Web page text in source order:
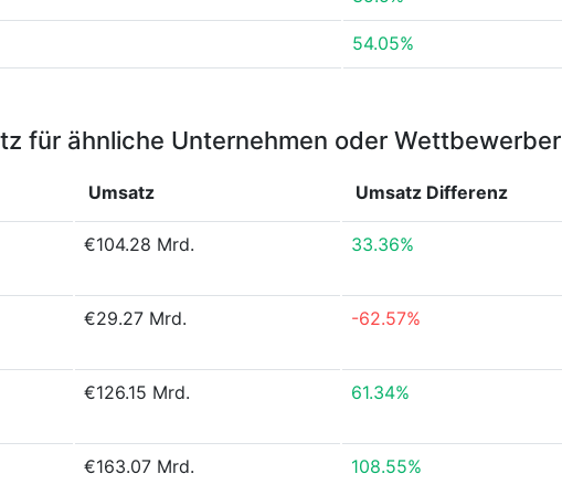
54.05%
für ähnliche Unternehmen oder Wettbewerber
Umsatz Umsatz Differenz
€104.28 Mrd. 33.36%
€29.27 Mrd. -62.57%
€126.15 Mrd. 61.34%
€163.07 Mrd. 108.55%